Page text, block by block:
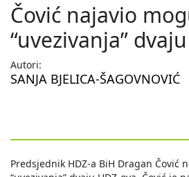
Čović najavio
“uvezivanja”
Autori:
SANJA BJELICA-ŠAGOVNOVIĆ
Predsjednik HDZ-a BiH Dragan Čović